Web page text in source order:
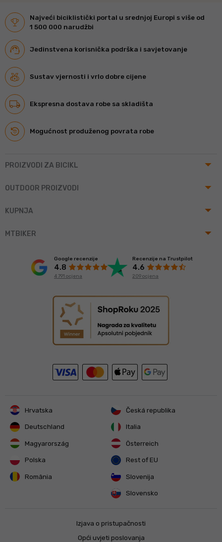
Najveći biciklistički portal u srednjoj Europi s više od
1 500 000 narudžbi
Jedinstvena korisnička podrška i savjetovanje
Sustav vjernosti i vrlo dobre cijene
Ekspresna dostava robe sa skladišta
Mogućnost produženog povrata robe
arrow_drop_up
PROIZVODI ZA BICIKL
arrow_drop_up
OUTDOOR PROIZVODI
arrow_drop_up
KUPNJA
arrow_drop_up
MTBIKER
Google recenzije
4.8
4 791 ocjena
Recenzije na Trustpilot
4.6
209 ocjena
Hrvatska Česká republika
Deutschland Italia
Magyarország Österreich
Polska Rest of EU
România Slovenija
Slovensko
Izjava o pristupačnosti
Opći uvjeti poslovanja